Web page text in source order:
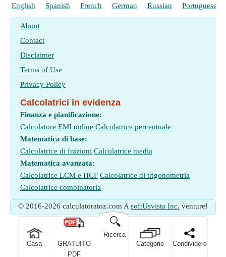
English Spanish French German Russian Portuguese
About
Contact
Disclaimer
Terms of Use
Privacy Policy
Calcolatrici in evidenza
Finanza e pianificazione:
Calcolatore EMI online Calcolatrice percentuale
Matematica di base:
Calcolatrice di frazioni Calcolatrice media
Matematica avanzata:
Calcolatrice LCM e HCF Calcolatrice di trigonometria
Calcolatrice combinatoria
© 2016-2026 calculatoratoz.com A softUsvista Inc. venture!
Casa
GRATUITO
PDF
🔍
Ricerca
Categorie
Condividere